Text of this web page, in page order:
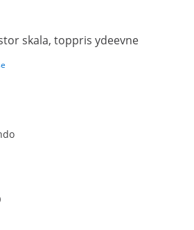
skala, toppris ydeevne